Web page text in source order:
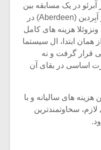
در یک مسابقه بین
المللی در سال ۱۹۷۷ که در شهر آبِردین (Aberdeen) در
هزینه های کامل
همان ابتدا، ال سیستما
قرار گرفت و نه
اساسی در بقای آن
هزینه های سالیانه و با
سخاوتمندترین